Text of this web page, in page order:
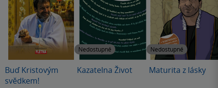
Buď Kristovým
svědkem!
Nedostupné
Kazatelna Život
Nedostupné
Maturita z lásky